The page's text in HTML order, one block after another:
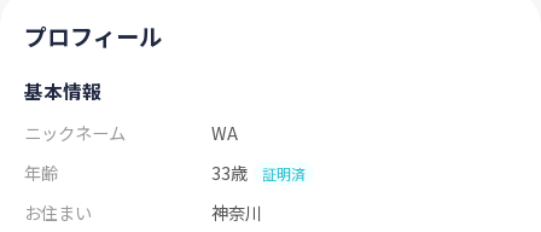
プロフィール
基本情報
ニックネーム
WA
年齢
33歳 証明済
お住まい
神奈川